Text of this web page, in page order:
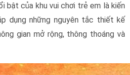
bật của khu vui chơi trẻ em là kiến
dụng những nguyên tắc thiết kế
gian mở rộng, thông thoáng và